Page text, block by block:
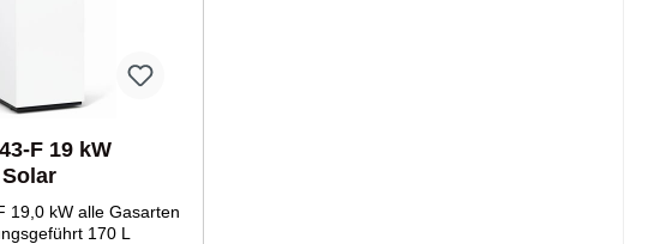
F 19 kW
19,0 kW alle Gasarten
170 L